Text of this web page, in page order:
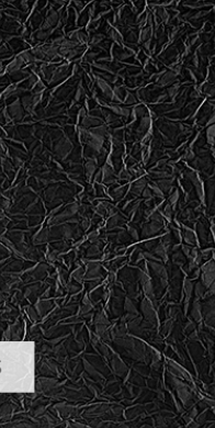
Uređivanje fotografija proizvoda